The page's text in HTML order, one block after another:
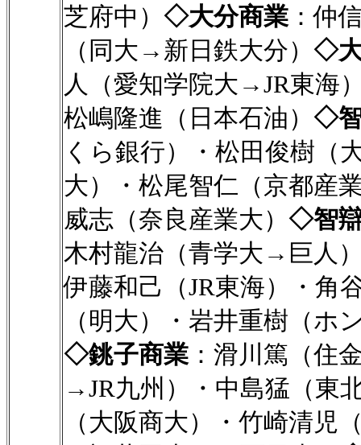
芝府中） ◇大分商業 ：仲
（同大→新日鉄大分） ◇
人（愛知学院大→JR東海
松嶋隆進（日本石油） ◇
くら銀行）・松田俊樹（
大）・松尾智仁（京都産
威志（奈良産業大） ◇智
木村龍治（青学大→巨人
伊藤和己（JR東海）・角
（明大）・岩井重樹（ホ
◇銚子商業 ：滑川篤（住
→JR九州）・中島猛（東
（大阪商大）・竹崎清児